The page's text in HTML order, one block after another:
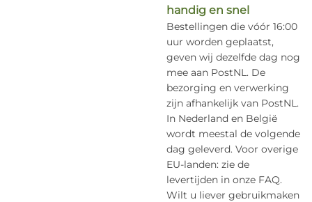
handig en snel
Bestellingen die vóór 16:00
uur worden geplaatst,
geven wij dezelfde dag nog
mee aan PostNL. De
bezorging en verwerking
zijn afhankelijk van PostNL.
In Nederland en België
wordt meestal de volgende
dag geleverd. Voor overige
EU-landen: zie de
levertijden in onze FAQ.
Wilt u liever gebruikmaken